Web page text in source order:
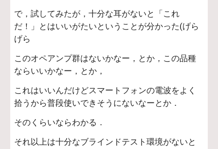
で，試してみたが，十分な耳がないと「これ
だ！」とはいいがたいということが分かった(げら
げら
このオペアンプ群はないかなー，とか，この品種
ならいいかなー，とか，
これはいいんだけどスマートフォンの電波をよく
拾うから普段使いできそうにないなーとか．
そのくらいならわかる．
それ以上は十分なブラインドテスト環境がないと